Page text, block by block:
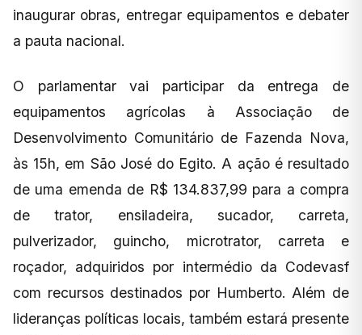
inaugurar obras, entregar equipamentos e debater
a pauta nacional.
O parlamentar vai participar da entrega de
equipamentos agrícolas à Associação de
Desenvolvimento Comunitário de Fazenda Nova,
às 15h, em São José do Egito. A ação é resultado
de uma emenda de R$ 134.837,99 para a compra
de trator, ensiladeira, sucador, carreta,
pulverizador, guincho, microtrator, carreta e
roçador, adquiridos por intermédio da Codevasf
com recursos destinados por Humberto. Além de
lideranças políticas locais, também estará presente